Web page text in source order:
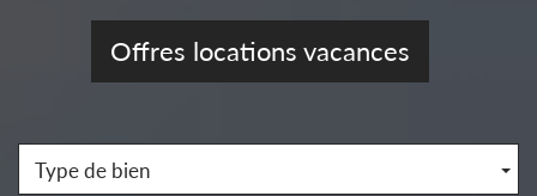
Offres locations vacances
Type de bien